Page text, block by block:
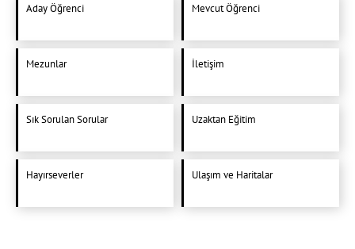
Aday Öğrenci Mevcut Öğrenci
Mezunlar İletişim
Sık Sorulan Sorular Uzaktan Eğitim
Hayırseverler Ulaşım ve Haritalar